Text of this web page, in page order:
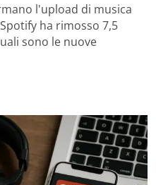
l'upload di musica
ha rimosso 7,5
sono le nuove